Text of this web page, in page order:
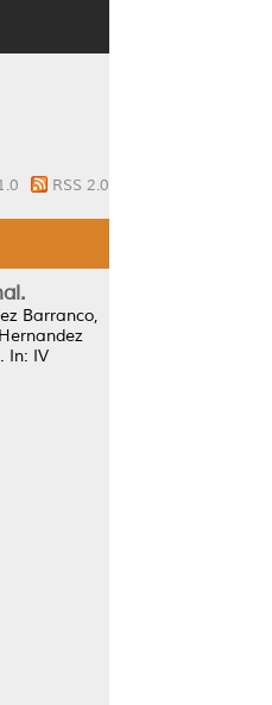
RSS 2.0
Barranco,
Hernandez
In: IV